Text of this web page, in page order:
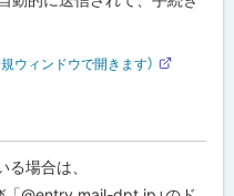
規ウィンドウで開きます）
ト
場合は、